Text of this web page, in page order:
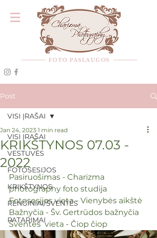
FOTO PASLAUGOS
Post
VISI ĮRAŠAI
VESTUVĖS
FOTOSESIJOS
KRIKŠTYNOS
RENGINIAI/ŠVENTĖS
PATARIMAI
VISI ĮRAŠAI
KRIKŠTYNOS 07.03 -
2022
Jan 24, 2023 1 min read
Pasiruošimas - Charizma
photography foto studija
Fotosesijos vieta - Vienybės aikštė
Bažnyčia - Šv. Gertrūdos bažnyčia
Šventės  vieta - Čiop čiop